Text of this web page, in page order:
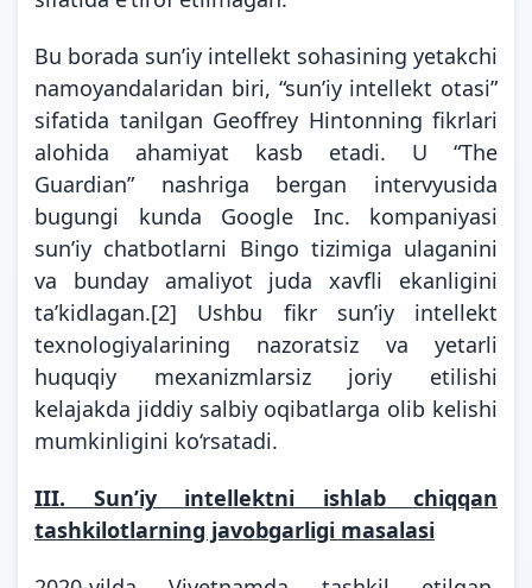
Bu borada sunʼiy intellekt sohasining yetakchi
namoyandalaridan biri, “sunʼiy intellekt otasi”
sifatida tanilgan Geoffrey Hintonning fikrlari
alohida ahamiyat kasb etadi. U “The
Guardian” nashriga bergan intervyusida
bugungi kunda Google Inc. kompaniyasi
sunʼiy chatbotlarni Bingo tizimiga ulaganini
va bunday amaliyot juda xavfli ekanligini
ta’kidlagan.[2] Ushbu fikr sunʼiy intellekt
texnologiyalarining nazoratsiz va yetarli
huquqiy mexanizmlarsiz joriy etilishi
kelajakda jiddiy salbiy oqibatlarga olib kelishi
mumkinligini ko‘rsatadi.
III. Sunʼiy intellektni ishlab chiqqan
tashkilotlarning javobgarligi masalasi